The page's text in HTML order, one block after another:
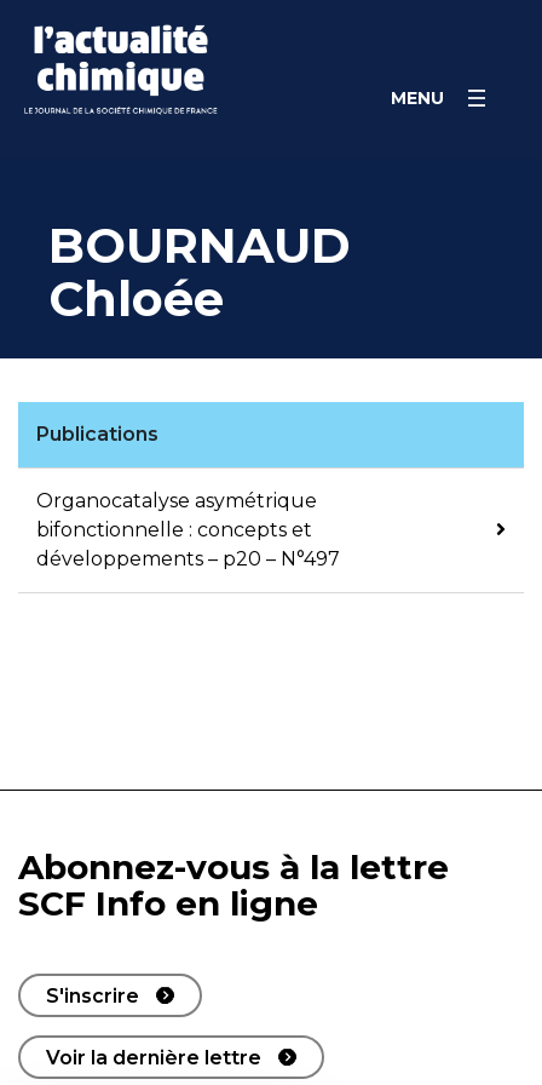
content
MENU
BOURNAUD
Chloée
Publications
Organocatalyse asymétrique
bifonctionnelle : concepts et
développements – p20 – N°497
Abonnez-vous à la lettre
SCF Info en ligne
S'inscrire
Voir la dernière lettre